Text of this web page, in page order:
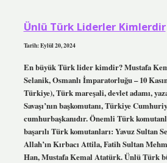
Ünlü Türk Liderler Kimlerdir
Tarih: Eylül 20, 2024
En büyük Türk lider kimdir? Mustafa
Selanik, Osmanlı İmparatorluğu – 10
Türkiye), Türk mareşali, devlet adamı,
Savaşı’nın başkomutanı, Türkiye
cumhurbaşkanıdır. Önemli Türk
başarılı Türk komutanları: Yavuz Sultan
Allah’ın Kırbacı Attila, Fatih Sultan
Han, Mustafa Kemal Atatürk. Ünlü Türk